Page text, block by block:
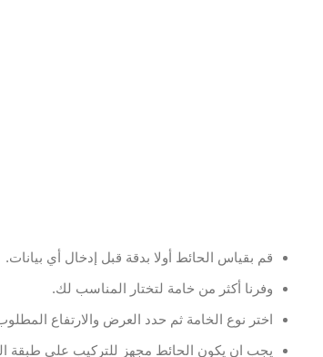
قم بقياس الحائط أولا بدقة قبل إدخال أي بيانات.
وفرنا أكثر من خامة لتختار المناسب لك.
اختر نوع الخامة ثم حدد العرض والارتفاع
يجب ان يكون الحائط مجهز للتركيب على طبقة